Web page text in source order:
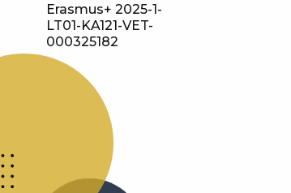
Erasmus+ 2025-1-
LT01-KA121-VET-
000325182